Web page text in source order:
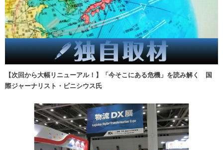
【次回から大幅リニューアル！】「今そこにある危機」を読み解く 国
際ジャーナリスト・ビニシウス氏